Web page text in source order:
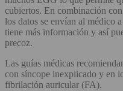
cubiertos. En combinación
los datos se envían al médico
tiene más información y así
precoz.
Las guías médicas
con síncope inexplicado y en
fibrilación auricular (FA). ​